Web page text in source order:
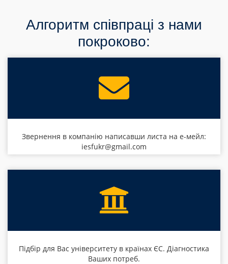
Алгоритм співпраці з нами
покроково:
Звернення в компанію написавши листа на е-мейл:
iesfukr@gmail.com
Підбір для Вас університету в країнах ЄС. Діагностика
Ваших потреб.